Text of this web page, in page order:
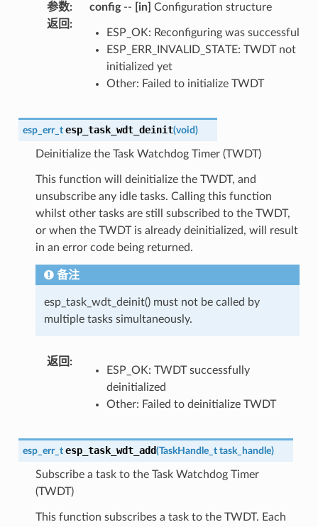
参数: config-- [in] Configuration structure
返回 :
ESP_OK: Reconfiguring was successful
ESP_ERR_INVALID_STATE: TWDT not
initialized yet
Other: Failed to initialize TWDT
esp_err_t esp_task_wdt_deinit(void)
Deinitialize the Task Watchdog Timer (TWDT)
This function will deinitialize the TWDT, and
unsubscribe any idle tasks. Calling this function
whilst other tasks are still subscribed to the TWDT,
or when the TWDT is already deinitialized, will result
in an error code being returned.
备注
esp_task_wdt_deinit() must not be called by
multiple tasks simultaneously.
返回 :
ESP_OK: TWDT successfully
deinitialized
Other: Failed to deinitialize TWDT
esp_err_t esp_task_wdt_add(TaskHandle_t task_handle)
Subscribe a task to the Task Watchdog Timer
(TWDT)
This function subscribes a task to the TWDT. Each